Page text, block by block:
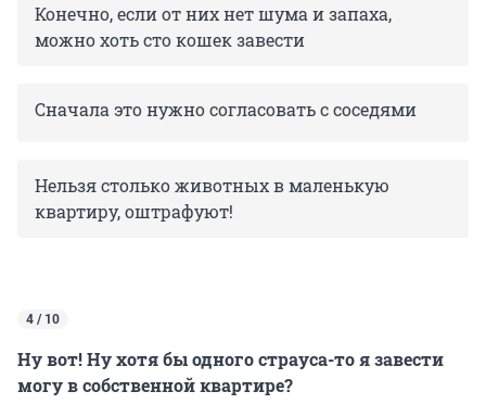
Конечно, если от них нет шума и запаха,
можно хоть сто кошек завести
Сначала это нужно согласовать с соседями
Нельзя столько животных в маленькую
квартиру, оштрафуют!
4 / 10
Ну вот! Ну хотя бы одного страуса-то я завести
могу в собственной квартире?